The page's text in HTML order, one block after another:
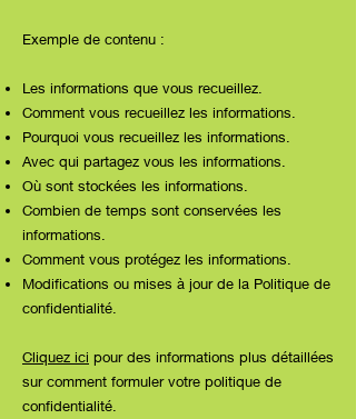
Exemple de contenu :
Les informations que vous recueillez.
Comment vous recueillez les informations.
Pourquoi vous recueillez les informations.
Avec qui partagez vous les informations.
Où sont stockées les informations.
Combien de temps sont conservées les
informations.
Comment vous protégez les informations.
Modifications ou mises à jour de la Politique de
confidentialité.
Cliquez ici pour des informations plus détaillées
sur comment formuler votre politique de
confidentialité.